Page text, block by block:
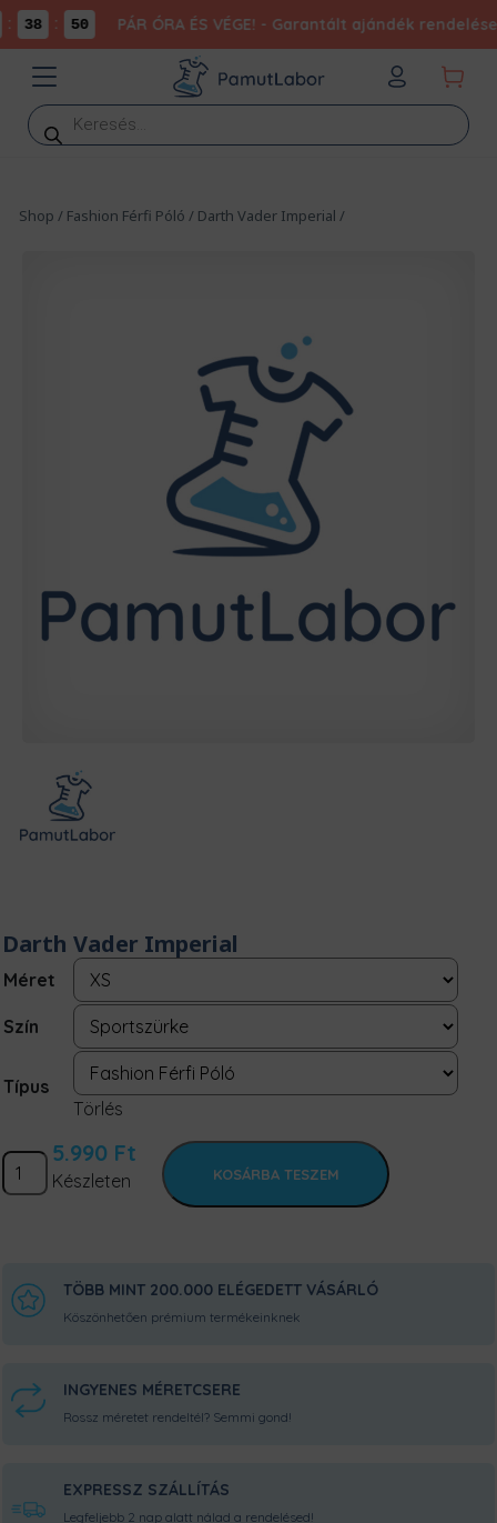
38 50 PÁR ÓRA ÉS VÉGE! - Garantált ajándék
Products
search
Shop / Fashion Férfi Póló / Darth Vader Imperial /
Darth Vader Imperial
Méret
Szín
Típus
Törlés
Darth
Vader
5.990 Ft
Készleten KOSÁRBA TESZEM
TÖBB MINT 200.000 ELÉGEDETT VÁSÁRLÓ
Köszönhetően prémium termékeinknek
INGYENES MÉRETCSERE
Rossz méretet rendeltél? Semmi gond!
EXPRESSZ SZÁLLÍTÁS
Legfeljebb 2 nap alatt nálad a rendelésed!